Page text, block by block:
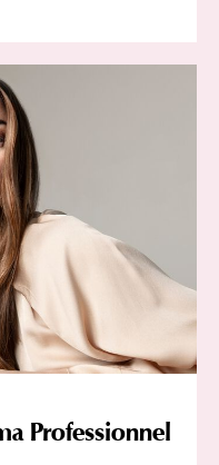
Professionnel